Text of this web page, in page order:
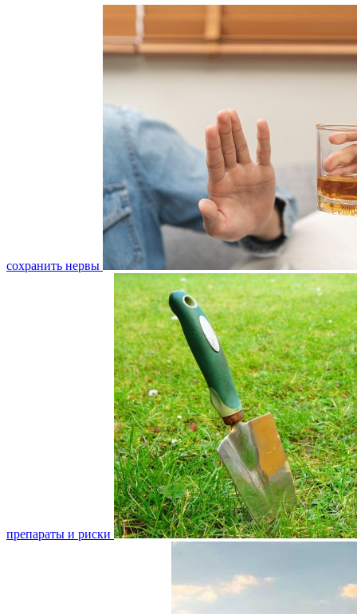
сохранить нервы
препараты и риски